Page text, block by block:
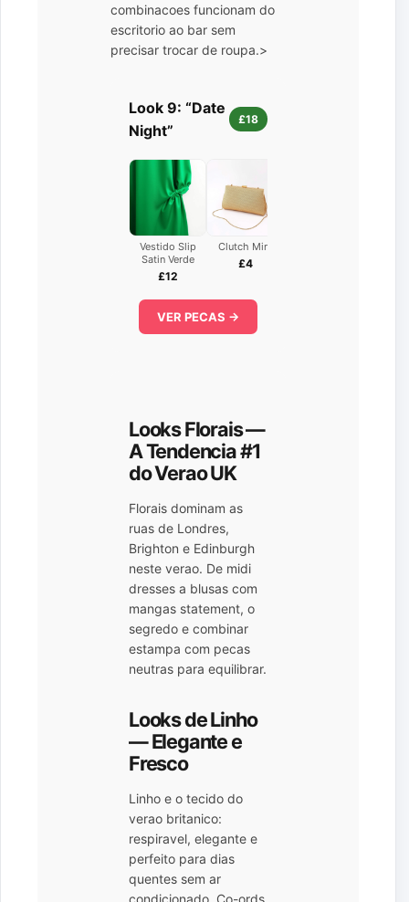
combinacoes funcionam do
escritorio ao bar sem
precisar trocar de roupa.>
Look 9: “Date
Night”
£18
Vestido Slip
Satin Verde
£12
Clutch Mini
£4
VER PECAS →
Looks Florais —
A Tendencia #1
do Verao UK
Florais dominam as
ruas de Londres,
Brighton e Edinburgh
neste verao. De midi
dresses a blusas com
mangas statement, o
segredo e combinar
estampa com pecas
neutras para equilibrar.
Looks de Linho
— Elegante e
Fresco
Linho e o tecido do
verao britanico:
respiravel, elegante e
perfeito para dias
quentes sem ar
condicionado. Co-ords